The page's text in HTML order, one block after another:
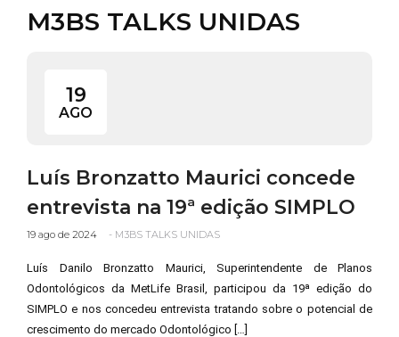
M3BS TALKS UNIDAS
19
AGO
Luís Bronzatto Maurici concede
entrevista na 19ª edição SIMPLO
19 ago de 2024 - M3BS TALKS UNIDAS
Luís Danilo Bronzatto Maurici, Superintendente de Planos
Odontológicos da MetLife Brasil, participou da 19ª edição do
SIMPLO e nos concedeu entrevista tratando sobre o potencial de
crescimento do mercado Odontológico […]